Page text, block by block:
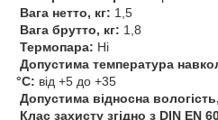
Вага нетто, кг: 1,5
Вага брутто, кг: 1,8
Термопара: Ні
Допустима температура
°С: від +5 до +35
Допустима відносна
Клас захисту згідно з DIN EN